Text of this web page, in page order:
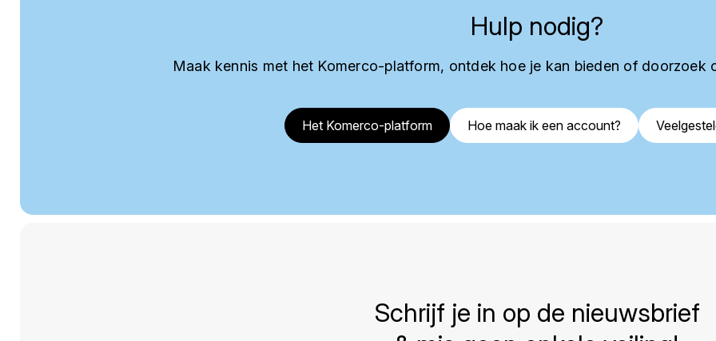
Hulp nodig?
Maak kennis met het Komerco-platform, ontdek hoe je kan bieden of doorzoek
Het Komerco-platform Hoe maak ik een account?
Schrijf je in op de nieuwsbrief